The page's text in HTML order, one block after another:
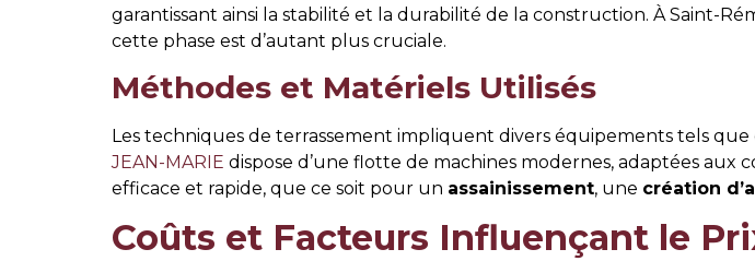
garantissant ainsi la stabilité et la durabilité de la construction. À Saint-
cette phase est d’autant plus cruciale.
Méthodes et Matériels Utilisés
Les techniques de terrassement impliquent divers équipements tels que
JEAN-MARIE dispose d’une flotte de machines modernes, adaptées
efficace et rapide, que ce soit pour un assainissement, une création
Coûts et Facteurs Influençant le